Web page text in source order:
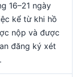
16–21 ngày
kể từ khi hồ
nộp và được
đăng ký xét